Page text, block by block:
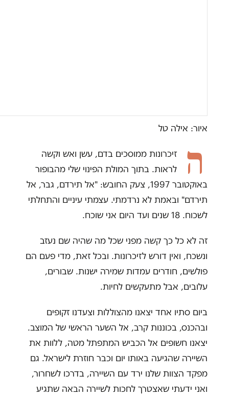
איור: אילה טל
ה
זיכרונות ממוסכים בדם, עשן ואש וקשה
לראות. בתוך המולת הפינוי שלי מהבופור
באוקטובר 1997, צעק החובש: "אל תירדם, גבר, אל
תירדם" ובאמת לא נרדמתי. עצמתי עיניים והתחלתי
לשכוח. 18 שנים ועד היום אני שוכח.
זה לא כל כך קשה מפני שכל מה שהיה שם נעזב
ונשכח, ואין דורש לזיכרונות. ובכל זאת, מדי פעם הם
פולשים, חודרים עמדות שמירה ישנות. שבורים,
עלובים, אבל מתעקשים לחיות.
ביום סתיו אחד יצאנו מהצוללות וצעדנו זקופים
ובהכנס, בכוננות קרב, אל השער הראשי של המוצב.
יצאנו חשופים אל הכביש המתפתל מטה, ללוות את
השיירה שהגיעה באותו יום וכבר חוזרת לישראל. גם
מפקד הצוות שלנו ירד עם השיירה, בדרכו לשחרור,
ואני ידעתי שאצטרך לחכות לשיירה הבאה שתגיע